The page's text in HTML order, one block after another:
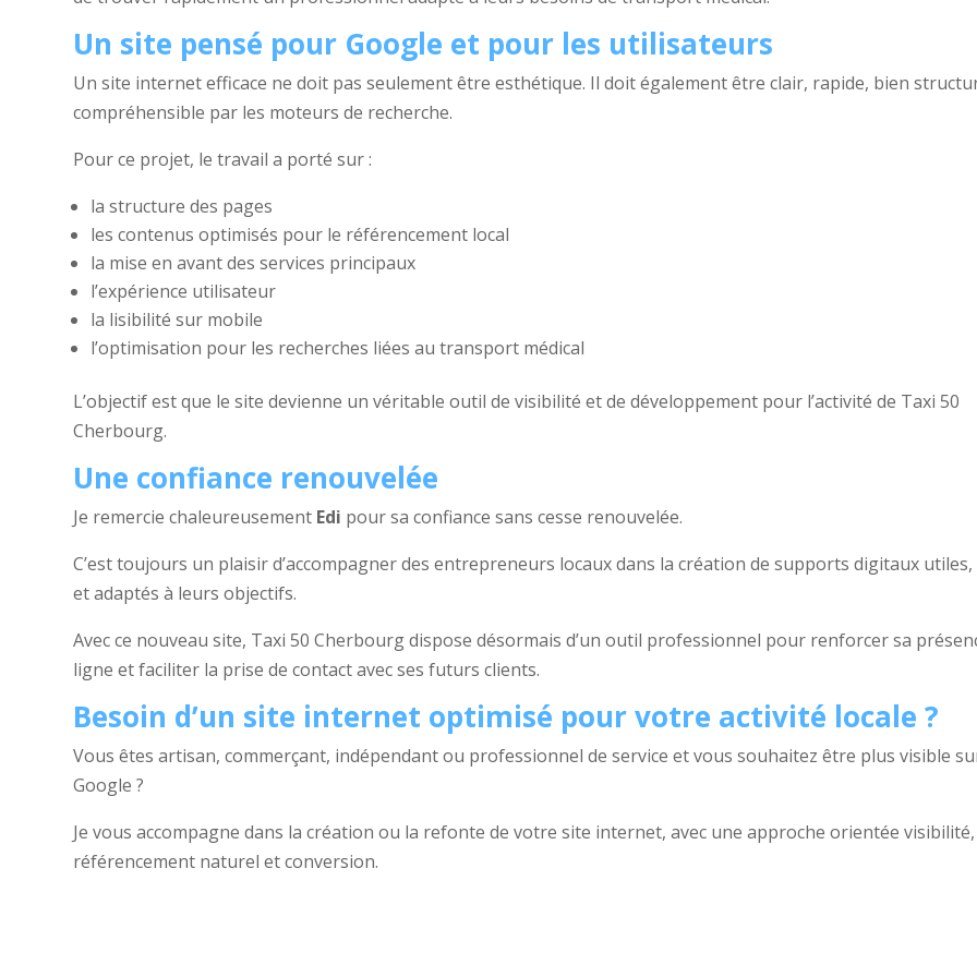
Un site pensé pour Google et pour les utilisateurs
Un site internet efficace ne doit pas seulement être esthétique. Il doit également être clair, rapide, bien
compréhensible par les moteurs de recherche.
Pour ce projet, le travail a porté sur :
la structure des pages
les contenus optimisés pour le référencement local
la mise en avant des services principaux
l’expérience utilisateur
la lisibilité sur mobile
l’optimisation pour les recherches liées au transport médical
L’objectif est que le site devienne un véritable outil de visibilité et de développement pour l’activité de Taxi 50
Cherbourg.
Une confiance renouvelée
Je remercie chaleureusement Edi pour sa confiance sans cesse renouvelée.
C’est toujours un plaisir d’accompagner des entrepreneurs locaux dans la création de supports digitaux utiles,
et adaptés à leurs objectifs.
Avec ce nouveau site, Taxi 50 Cherbourg dispose désormais d’un outil professionnel pour renforcer sa
ligne et faciliter la prise de contact avec ses futurs clients.
Besoin d’un site internet optimisé pour votre activité locale ?
Vous êtes artisan, commerçant, indépendant ou professionnel de service et vous souhaitez être plus visible
Google ?
Je vous accompagne dans la création ou la refonte de votre site internet, avec une approche orientée visibilité,
référencement naturel et conversion.